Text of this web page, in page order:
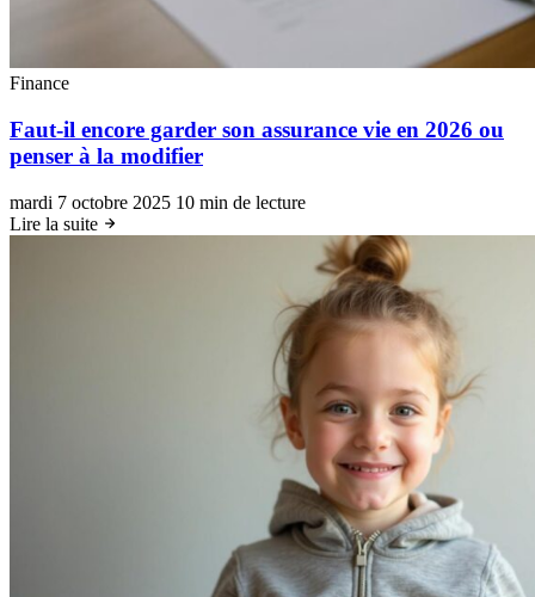
Finance
Faut-il encore garder son assurance vie en 2026 ou
penser à la modifier
mardi 7 octobre 2025 10 min de lecture
Lire la suite